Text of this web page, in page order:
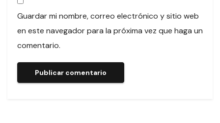
Guardar mi nombre, correo electrónico y sitio web
en este navegador para la próxima vez que haga un
comentario.